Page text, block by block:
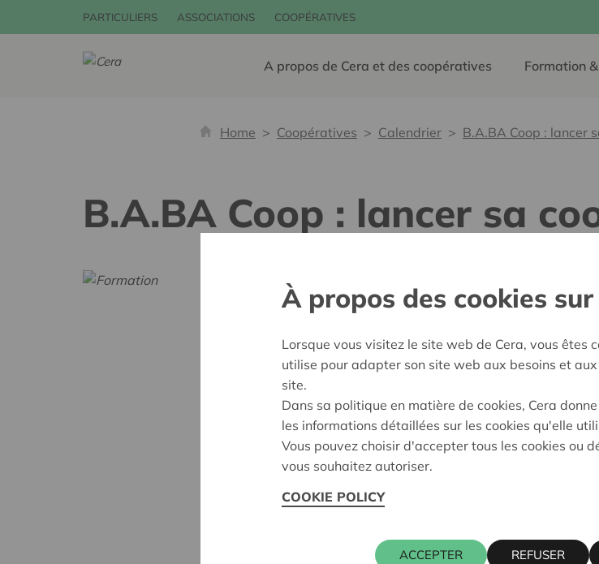
PARTICULIERS ASSOCIATIONS COOPÉRATIVES
A propos de Cera et des coopératives Formation
Home Coopératives Calendrier B.A.BA Coop : lancer
B.A.BA Coop : lancer sa
de
La
Une
À propos des cookies
Lorsque vous visitez le site web de Cera, vous êtes
utilise pour adapter son site web aux besoins et
site.
Dans sa politique en matière de cookies, Cera
les informations détaillées sur les cookies qu'elle
Vous pouvez choisir d'accepter tous les cookies ou
vous souhaitez autoriser.
COOKIE POLICY
ACCEPTER REFUSER